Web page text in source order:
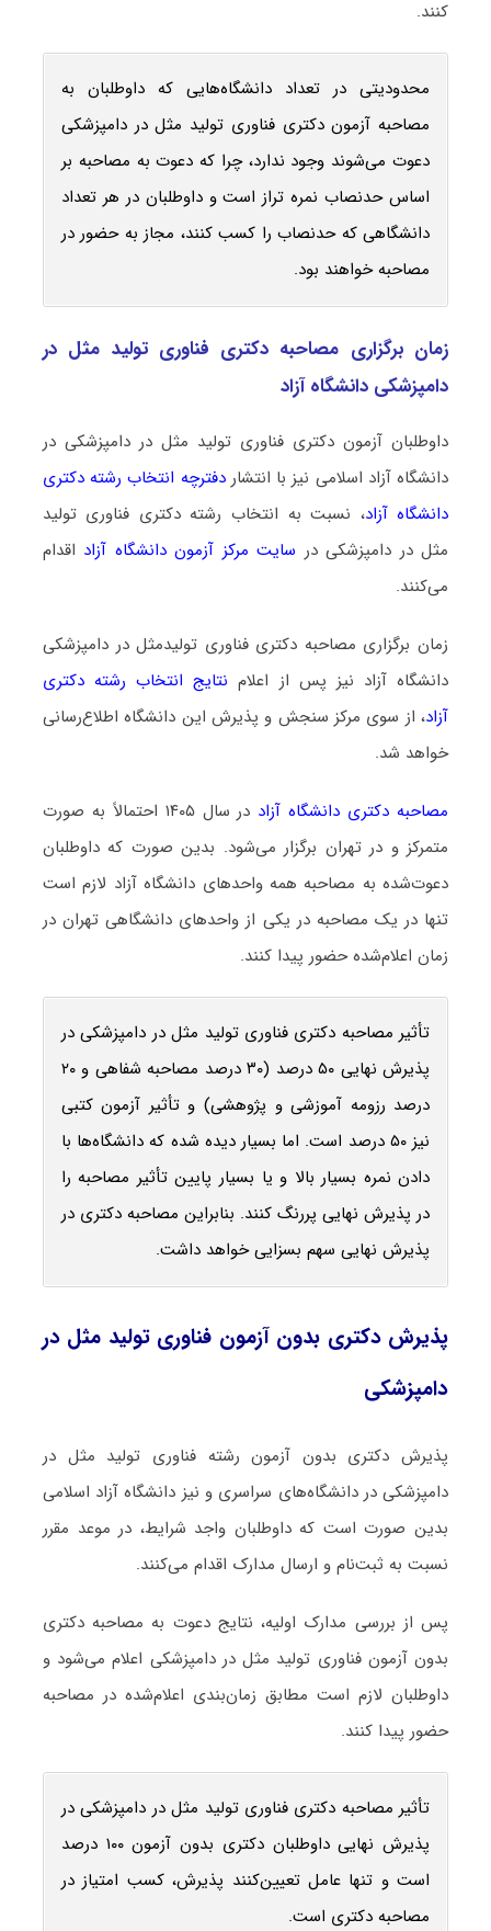
کنند.
محدودیتی در تعداد دانشگاه‌هایی که داوطلبان به
مصاحبه آزمون دکتری فناوری تولید مثل در دامپزشکی
دعوت می‌شوند وجود ندارد، چرا که دعوت به مصاحبه بر
اساس حدنصاب نمره تراز است و داوطلبان در هر تعداد
دانشگاهی که حدنصاب را کسب کنند، مجاز به حضور در
مصاحبه خواهند بود.
زمان برگزاری مصاحبه دکتری فناوری تولید مثل در
دامپزشکی دانشگاه آزاد
داوطلبان آزمون دکتری فناوری تولید مثل در دامپزشکی در
دانشگاه آزاد اسلامی نیز با انتشاردفترچه انتخاب رشته دکتری
دانشگاه آزاد، نسبت به انتخاب رشته دکتری فناوری تولید
مثل در دامپزشکی در سایت مرکز آزمون دانشگاه آزاد اقدام
می‌کنند.
زمان برگزاری مصاحبه دکتری فناوری تولیدمثل در دامپزشکی
دانشگاه آزاد نیز پس از اعلام نتایج انتخاب رشته دکتری
آزاد، از سوی مرکز سنجش و پذیرش این دانشگاه اطلاع‌رسانی
خواهد شد.
مصاحبه دکتری دانشگاه آزاد
در سال ۱۴۰۵ احتمالاً به صورت
متمرکز و در تهران برگزار می‌شود. بدین صورت که داوطلبان
دعوت‌شده به مصاحبه همه واحدهای دانشگاه آزاد لازم است
تنها در یک مصاحبه در یکی از واحدهای دانشگاهی تهران در
زمان اعلام‌شده حضور پیدا کنند.
تأثیر مصاحبه دکتری فناوری تولید مثل در دامپزشکی در
پذیرش نهایی ۵۰ درصد (۳۰ درصد مصاحبه شفاهی و ۲۰
درصد رزومه آموزشی و پژوهشی) و تأثیر آزمون کتبی
نیز ۵۰ درصد است. اما بسیار دیده شده که دانشگاه‌ها با
دادن نمره بسیار بالا و یا بسیار پایین تأثیر مصاحبه را
در پذیرش نهایی پررنگ کنند. بنابراین مصاحبه دکتری در
پذیرش نهایی سهم بسزایی خواهد داشت.
پذیرش دکتری بدون آزمون فناوری تولید مثل در
دامپزشکی
پذیرش دکتری بدون آزمون رشته فناوری تولید مثل در
دامپزشکی در دانشگاه‌های سراسری و نیز دانشگاه آزاد اسلامی
بدین صورت است که داوطلبان واجد شرایط، در موعد مقرر
نسبت به ثبت‌نام و ارسال مدارک اقدام می‌کنند.
پس از بررسی مدارک اولیه، نتایج دعوت به مصاحبه دکتری
بدون آزمون فناوری تولید مثل در دامپزشکی اعلام می‌شود و
داوطلبان لازم است مطابق زمان‌بندی اعلام‌شده در مصاحبه
حضور پیدا کنند.
تأثیر مصاحبه دکتری فناوری تولید مثل در دامپزشکی در
پذیرش نهایی داوطلبان دکتری بدون آزمون ۱۰۰ درصد
است و تنها عامل تعیین‌کنند پذیرش، کسب امتیاز در
مصاحبه دکتری است.